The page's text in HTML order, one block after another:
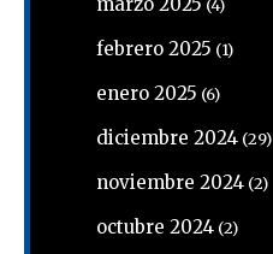
(4)
febrero 2025 (1)
enero 2025 (6)
diciembre 2024 (29)
noviembre 2024 (2)
octubre 2024 (2)